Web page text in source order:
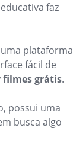
faz
plataforma
fácil de
filmes grátis.
possui uma
busca algo